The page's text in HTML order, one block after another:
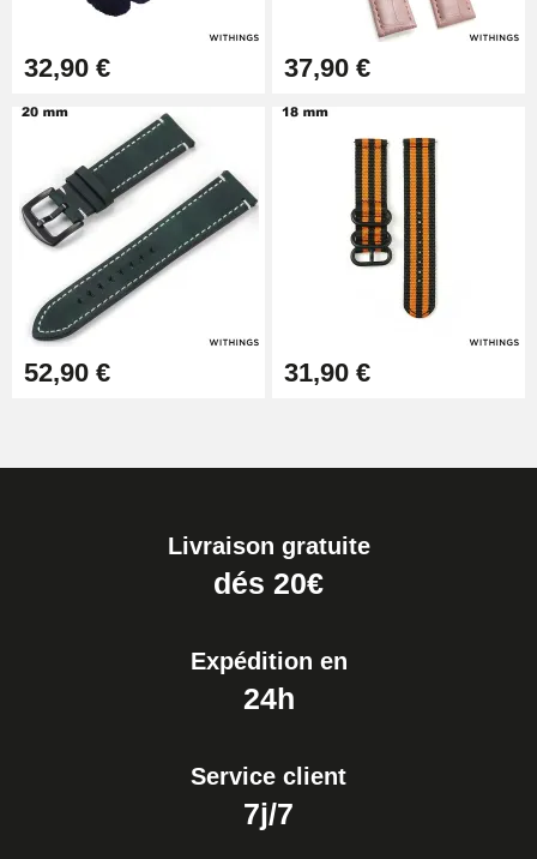
32,90 € 37,90 €
52,90 € 31,90 €
Livraison gratuite
dés 20€
Expédition en
24h
Service client
7j/7